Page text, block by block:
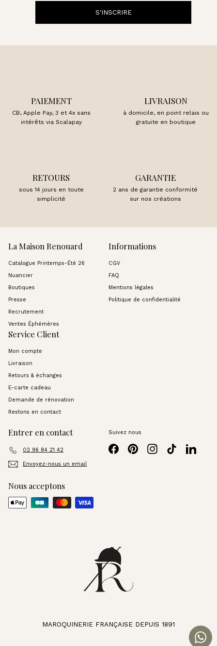
S'INSCRIRE
PAIEMENT
CB, Apple Pay, 3 et 4x sans
intérêts via Scalapay
LIVRAISON
à domicile, en point relais ou
gratuite en boutique
RETOURS
sous 14 jours en toute
simplicité
GARANTIE
2 ans de garantie conformité
sur nos créations
La Maison Renouard
Catalogue Printemps-Été 26
Nuancier
Boutiques
Presse
Recrutement
Ventes Éphémères
Informations
CGV
FAQ
Mentions légales
Politique de confidentialité
Service Client
Mon compte
Livraison
Retours & échanges
E-carte cadeau
Demande de rénovation
Restons en contact
Entrer en contact
02 96 84 21 42
Envoyez-nous un email
Suivez nous
FacebookPinterestInstagramTikTok
Nous acceptons
MAROQUINERIE FRANÇAISE DEPUIS 1891